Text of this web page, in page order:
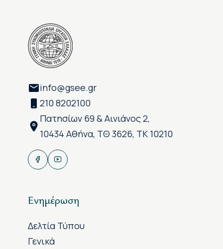
info@gsee.gr
210 8202100
Πατησίων 69 & Αινιάνος 2,
10434 Αθήνα, ΤΘ 3626, ΤΚ 10210
Ενημέρωση
Δελτία Τύπου
Γενικά